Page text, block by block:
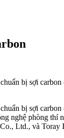
bị sợi
bị sợi
nghệ phòng
Ltd., và